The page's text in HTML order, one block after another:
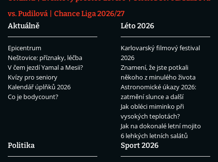
vs. Pudilová
Chance Liga 2026/27
Aktuálně
Epicentrum
Neštovice: příznaky, léčba
V čem jezdí Yamal a Mesii?
Kvízy pro seniory
Kalendář úplňků 2026
Co je bodycount?
Léto 2026
Karlovarský filmový festival
2026
Znamení, že jste potkali
někoho z minulého života
Astronomické úkazy 2026:
zatmění slunce a další
Jak obléci miminko při
vysokých teplotách?
Jak na dokonalé letní mojito
6 lehkých letních salátů
Politika
Sport 2026